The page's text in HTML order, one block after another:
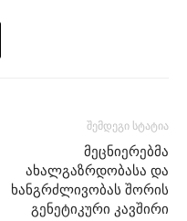
შემდეგი სტატია
მეცნიერებმა
ახალგაზრდობასა და
ხანგრძლივობას შორის
გენეტიკური კავშირი